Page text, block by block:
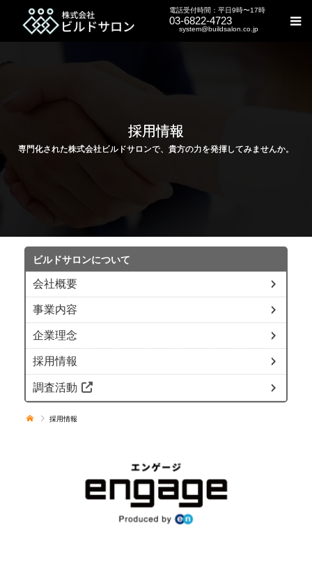
電話受付時間：平日9時〜17時
03-6822-4723
system@buildsalon.co.jp
採用情報
専門化された株式会社ビルドサロンで、貴方の力を発揮してみませんか。
ビルドサロンについて
会社概要
事業内容
企業理念
採用情報
調査活動
採用情報